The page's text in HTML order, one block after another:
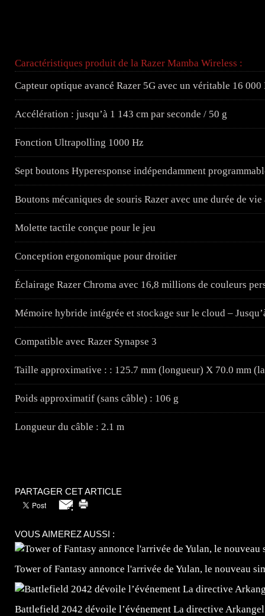
Caractéristiques produit de la Razer Mamba Wireless :
Capteur optique avancé Razer 5G avec un véritable 16 000
Accélération : jusqu’à 1 143 cm par seconde / 50 g
Fonction Ultrapolling 1000 Hz
Sept boutons Hyperesponse indépendamment
Boutons mécaniques de souris Razer avec une durée de
Molette tactile conçue pour le jeu
Conception ergonomique pour droitier
Éclairage Razer Chroma avec 16,8 millions de couleurs
Mémoire hybride intégrée et stockage sur le cloud –
Compatible avec Razer Synapse 3
Taille approximative : : 125.7 mm (longueur) X 70.0 mm
Poids approximatif (sans câble) : 106 g
Longueur du câble : 2.1 m
PARTAGER CET ARTICLE
VOUS AIMEREZ AUSSI :
Tower of Fantasy annonce l'arrivée de Yulan, le nouveau
Battlefield 2042 dévoile l’événement La directive Arkangel